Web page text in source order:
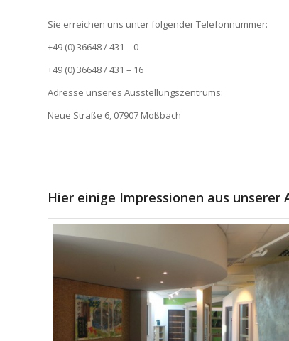
Sie erreichen uns unter folgender Telefonnummer:
+49 (0) 36648 / 431 – 0
+49 (0) 36648 / 431 – 16
Adresse unseres Ausstellungszentrums:
Neue Straße 6, 07907 Moßbach
Hier einige Impressionen aus unserer